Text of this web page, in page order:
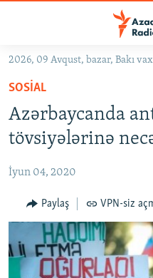
Əsas
qayıt
Əsas
naviqasiyaya
qayıt
Axtarışa
keç
GÜNDƏM
#İZAHLA
KORRUPSIOMETR
#ƏSLINDƏ
FƏRQƏ BAX
QANUNI DOĞRU
ARAŞDIRMA
MULTIMEDIA
2026, 09 Avqust, bazar, Bakı
SOSIAL
Azərbaycanda
tövsiyələrinə
İyun 04, 2020
Paylaş VPN-siz